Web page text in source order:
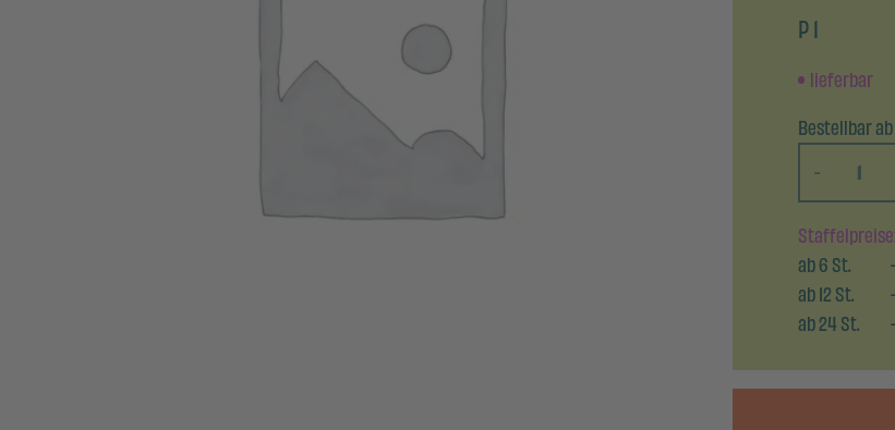
P 1
lieferbar
Bestellbar ab
-
Staffelpreise:
ab6St. -
ab12St.
ab24St. -